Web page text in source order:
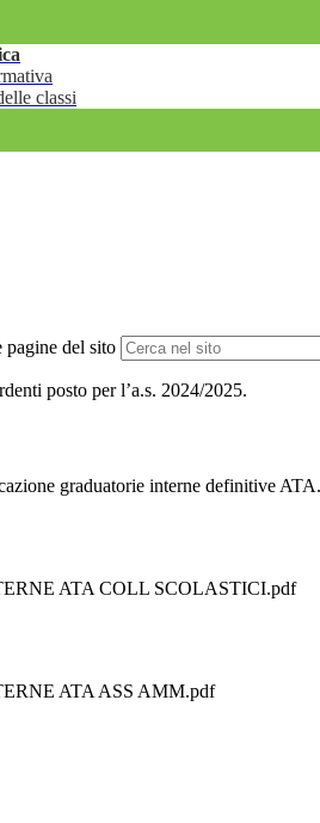
classi
pagine del sito
posto per l’a.s. 2024/2025.
graduatorie interne definitive
ATA COLL SCOLASTICI.pdf
ATA ASS AMM.pdf